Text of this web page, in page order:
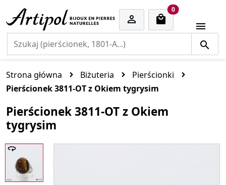

0cart items

Strona główna Biżuteria
Pierścionki
Pierścionek 3811-OT z Okiem tygrysim
Pierścionek 3811-OT z Okiem
tygrysim